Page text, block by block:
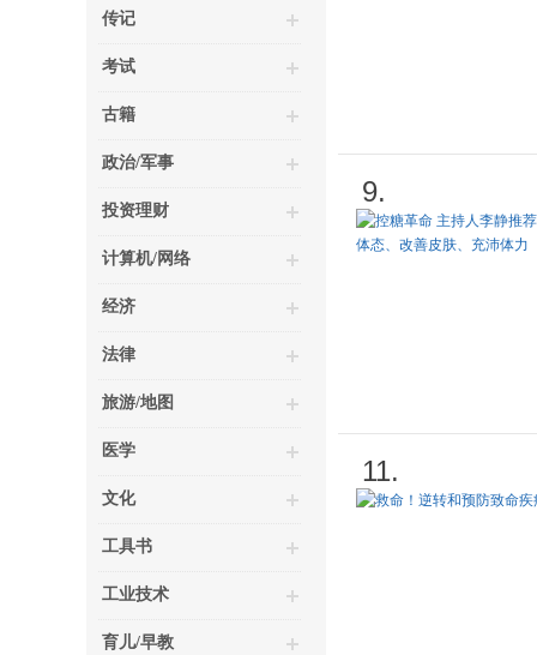
传记
考试
古籍
政治/军事
投资理财
计算机/网络
经济
法律
旅游/地图
医学
文化
工具书
工业技术
育儿/早教
9.
11.